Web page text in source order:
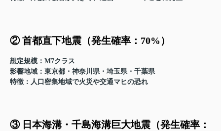
② 首都直下地震（発生確率：70%）
想定規模 ：M7クラス
影響地域 ：東京都・神奈川県・埼玉県・千葉県
特徴 ：人口密集地域で火災や交通マヒの恐れ
③ 日本海溝・千島海溝巨大地震（発生確率：